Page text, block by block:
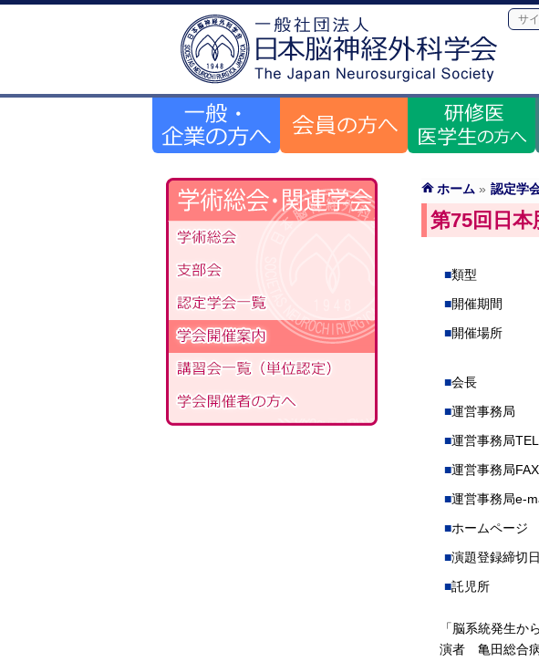
ホーム » 認定学
第75回日本
類型
開催期間
開催場所
会長
運営事務局
運営事務局TEL
運営事務局FAX
運営事務局e-
ホームページ
演題登録締切日
託児所
「脳系統発生か
演者 亀田総合